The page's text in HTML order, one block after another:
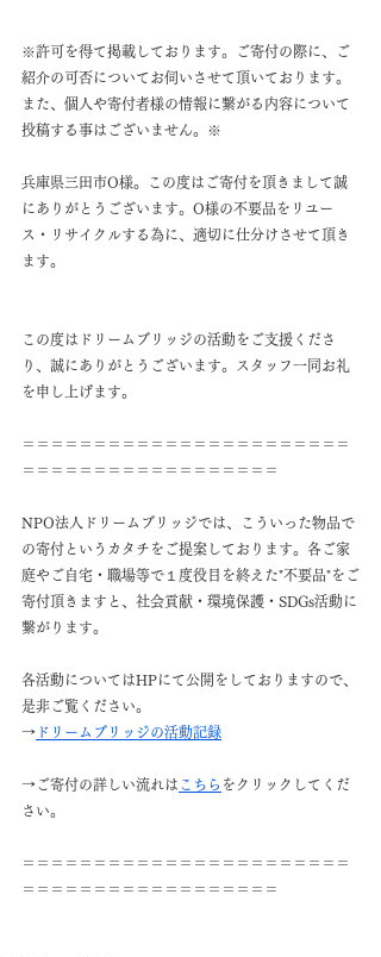
※許可を得て掲載しております。ご寄付の際に、ご
紹介の可否についてお伺いさせて頂いております。
また、個人や寄付者様の情報に繋がる内容について
投稿する事はございません。※
兵庫県三田市O様。この度はご寄付を頂きまして誠
にありがとうございます。O様の不要品をリユー
ス・リサイクルする為に、適切に仕分けさせて頂き
ます。
この度はドリームブリッジの活動をご支援くださ
り、誠にありがとうございます。スタッフ一同お礼
を申し上げます。
＝＝＝＝＝＝＝＝＝＝＝＝＝＝＝＝＝＝＝＝＝＝＝
＝＝＝＝＝＝＝＝＝＝＝＝＝＝＝＝＝＝
NPO法人ドリームブリッジでは、こういった物品で
の寄付というカタチをご提案しております。各ご家
庭やご自宅・職場等で１度役目を終えた"不要品"をご
寄付頂きますと、社会貢献・環境保護・SDGs活動に
繋がります。
各活動についてはHPにて公開をしておりますので、
是非ご覧ください。
→ ドリームブリッジの活動記録
→ご寄付の詳しい流れは こちら をクリックしてくだ
さい。
＝＝＝＝＝＝＝＝＝＝＝＝＝＝＝＝＝＝＝＝＝＝＝
＝＝＝＝＝＝＝＝＝＝＝＝＝＝＝＝＝＝